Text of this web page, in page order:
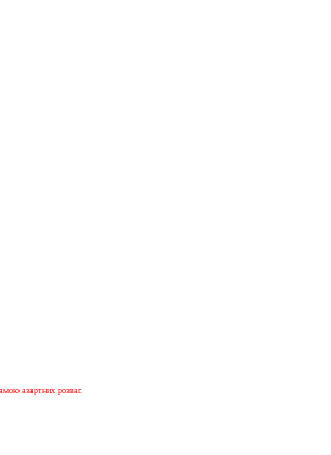
азартних розваг.